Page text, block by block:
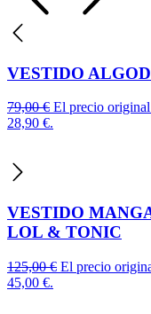
VESTIDO
79,00€ El precio
28,90 €.
VESTIDO
LOL & TONIC
125,00€ El precio
45,00 €.